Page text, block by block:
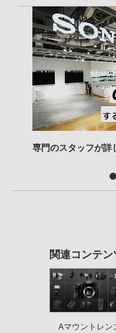
専門のスタッフが詳
関連コンテン
Aマウントレン